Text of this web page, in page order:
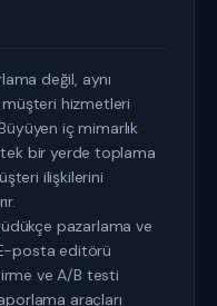
değil, aynı
müşteri hizmetleri
iç mimarlık
bir yerde toplama
ilişkilerini
pazarlama ve
posta editörü
ve A/B testi
araçları